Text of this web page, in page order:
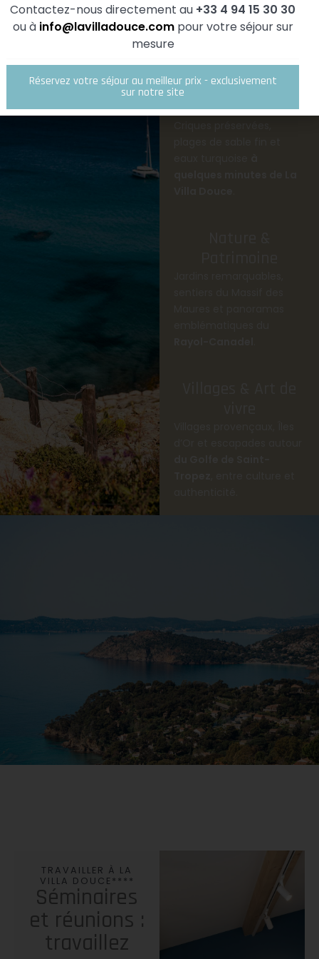
Plages &
Méditerranée
TRAVAILLER À LA
VILLA DOUCE****
Séminaires
et réunions :
travaillez
Contactez-nous directement au +33 4 94 15 30 30
ou à info@lavilladouce.com pourvotre séjour sur
mesure
Réservez votre séjour au meilleur prix - exclusivement
sur notre site